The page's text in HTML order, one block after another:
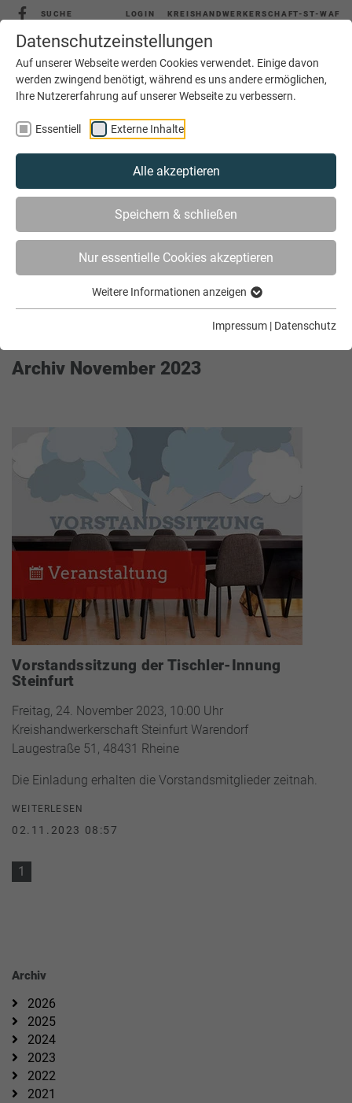
Datenschutzeinstellungen
Auf unserer Webseite werden Cookies verwendet. Einige davon
werden zwingend benötigt, während es uns andere ermöglichen,
Ihre Nutzererfahrung auf unserer Webseite zu verbessern.
Essentiell Externe Inhalte
Alle akzeptieren
Speichern & schließen
Nur essentielle Cookies akzeptieren
Weitere Informationen anzeigen
Impressum | Datenschutz
SUCHE LOGIN KREISHANDWERKERSCHAFT-ST-WAF
SIE SIND HIER AKTUELLES ARCHIV
Archiv November 2023
Vorstandssitzung der Tischler-Innung
Steinfurt
Freitag, 24. November 2023, 10:00 Uhr
Kreishandwerkerschaft Steinfurt Warendorf
Laugestraße 51, 48431 Rheine
Die Einladung erhalten die Vorstandsmitglieder zeitnah.
WEITERLESEN
02.11.2023 08:57
1
Archiv
2026
2025
2024
2023
2022
2021